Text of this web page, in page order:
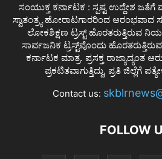
ಸಂಯುಕ್ತ ಕರ್ನಾಟಕ : ಸ್ಪಷ್ಟ ಉದ್ದೇಶ
ಸ್ವಾತಂತ್ರ್ಯ ಹೋರಾಟಗಾರರಿಂದ ಆರಂಭವಾದ
ಲೋಕಶಿಕ್ಷಣ ಟ್ರಸ್ಟ್ ಹೊರತರುತ್ತಿರುವ
ಸಾರ್ವಜನಿಕ ಟ್ರಸ್ಟ್‌ವೊಂದು
ಕರ್ನಾಟಕ ಮಾತ್ರ. ಪ್ರಸಕ್ತ ರಾಜ್ಯಾದ್ಯಂತ
ಪ್ರಕಟಿತವಾಗುತ್ತಿದ್ದು, ಪ್ರತಿ ಜಿಲ್ಲೆಗೆ
Contact us:
FOLLOW